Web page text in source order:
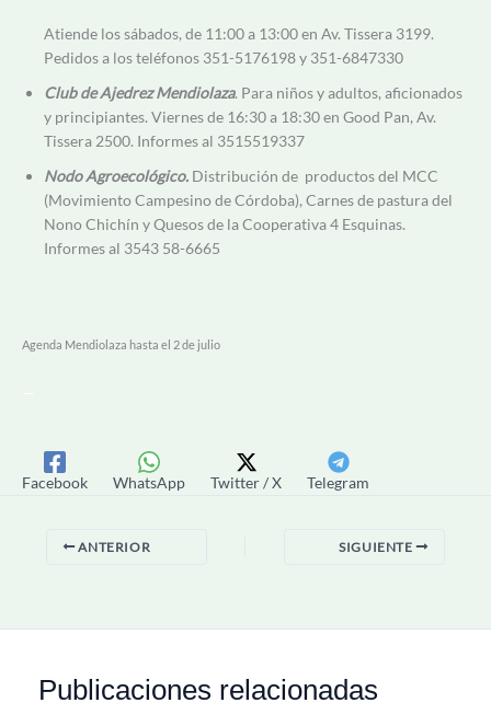
Atiende los sábados, de 11:00 a 13:00 en Av. Tissera 3199.
Pedidos a los teléfonos 351-5176198 y 351-6847330
Club de Ajedrez Mendiolaza. Para niños y adultos, aficionados
y principiantes. Viernes de 16:30 a 18:30 en Good Pan, Av.
Tissera 2500. Informes al 3515519337
Nodo Agroecológico. Distribución de productos del MCC
(Movimiento Campesino de Córdoba), Carnes de pastura del
Nono Chichín y Quesos de la Cooperativa 4 Esquinas.
Informes al 3543 58-6665
Agenda Mendiolaza hasta el 2 de julio
Facebook WhatsApp Twitter / X Telegram
ANTERIOR SIGUIENTE
Publicaciones relacionadas